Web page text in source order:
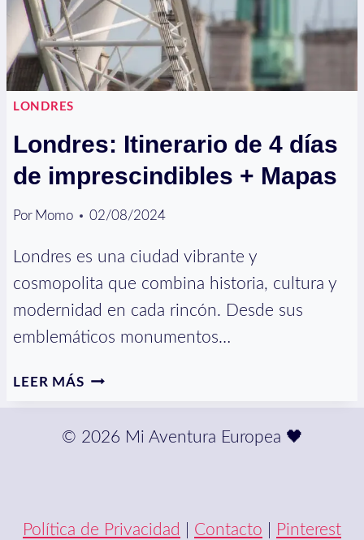
LONDRES
Londres: Itinerario de 4 días
de imprescindibles + Mapas
Por Momo 02/08/2024
Londres es una ciudad vibrante y
cosmopolita que combina historia, cultura y
modernidad en cada rincón. Desde sus
emblemáticos monumentos…
LEER MÁSLONDRES:
4
+
© 2026 Mi Aventura Europea 🖤
Política de Privacidad Contacto Pinterest